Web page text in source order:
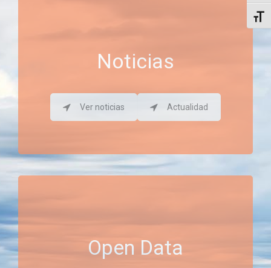
Noticias
Ver noticias Actualidad
Open Data